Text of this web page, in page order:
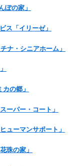
ぽの家」
ス「イリーゼ」
ナ・シニアホーム」
の郷」
ーパー・コート」
ューマンサポート」
珠の家」